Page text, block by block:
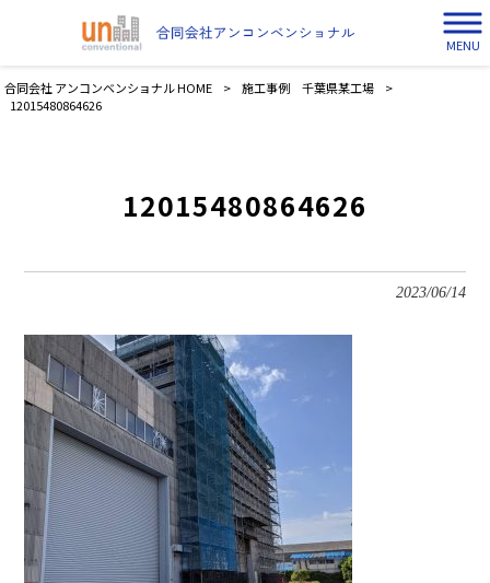
MENU
合同会社 アンコンベンショナル HOME > 施工事例 千葉県某工場
>
12015480864626
12015480864626
2023/06/14